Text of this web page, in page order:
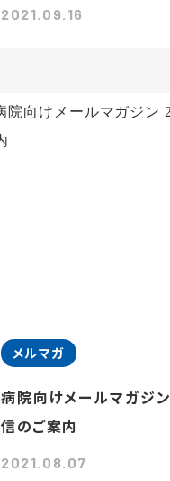
2021.09.16
メルマガ
病院向けメールマガジ
信のご案内
2021.08.07